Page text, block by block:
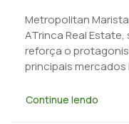
Metropolitan
ATrinca Real
reforça o
principais
Continue lendo